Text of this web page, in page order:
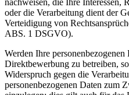
oder die Verarbeitung dient der
Verteidigung von
ABS. 1 DSGVO).
Werden Ihre
Direktbewerbung zu betreiben,
Widerspruch gegen die
personenbezogenen Daten zum